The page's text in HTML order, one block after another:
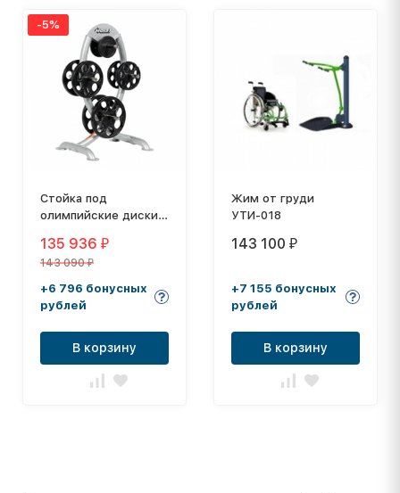
-5%
Стойка под
олимпийские диски
135 936 ₽
143 090₽
+6 796 бонусных
рублей
В корзину
Жим от груди
УТИ-018
143 100 ₽
+7 155 бонусных
рублей
В корзину